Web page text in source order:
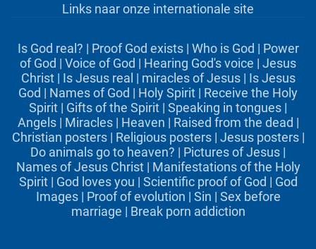
Links naar onze internationale site
Is God real? | Proof God exists| Who is God | Power
of God | Voice of God | Hearing God's voice | Jesus
Christ| Is Jesus real | miracles of Jesus| Is Jesus
God | Names of God | Holy Spirit | Receive the Holy
Spirit | Gifts of the Spirit | Speaking in tongues |
Angels| Miracles| Heaven | Raised from the dead |
Christian posters| Religious posters| Jesus posters|
Do animals go to heaven? | Pictures of Jesus |
Names of Jesus Christ| Manifestations of the Holy
Spirit| God loves you | Scientific proof of God | God
Images| Proof of evolution | Sin | Sex before
marriage | Break porn addiction